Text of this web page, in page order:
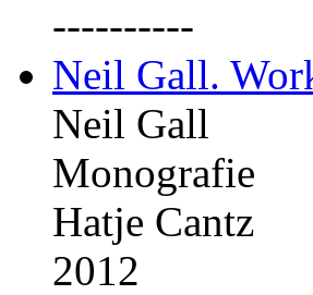
----------
Neil Gall.
Neil Gall
Monografie
Hatje Cantz
2012